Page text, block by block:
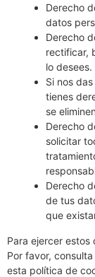
Derecho
datos
Derecho
rectificar,
lo desees.
Si nos
tienes
se
Derecho
solicitar
Derecho
de tus
que
Para ejercer
Por favor,
esta política de